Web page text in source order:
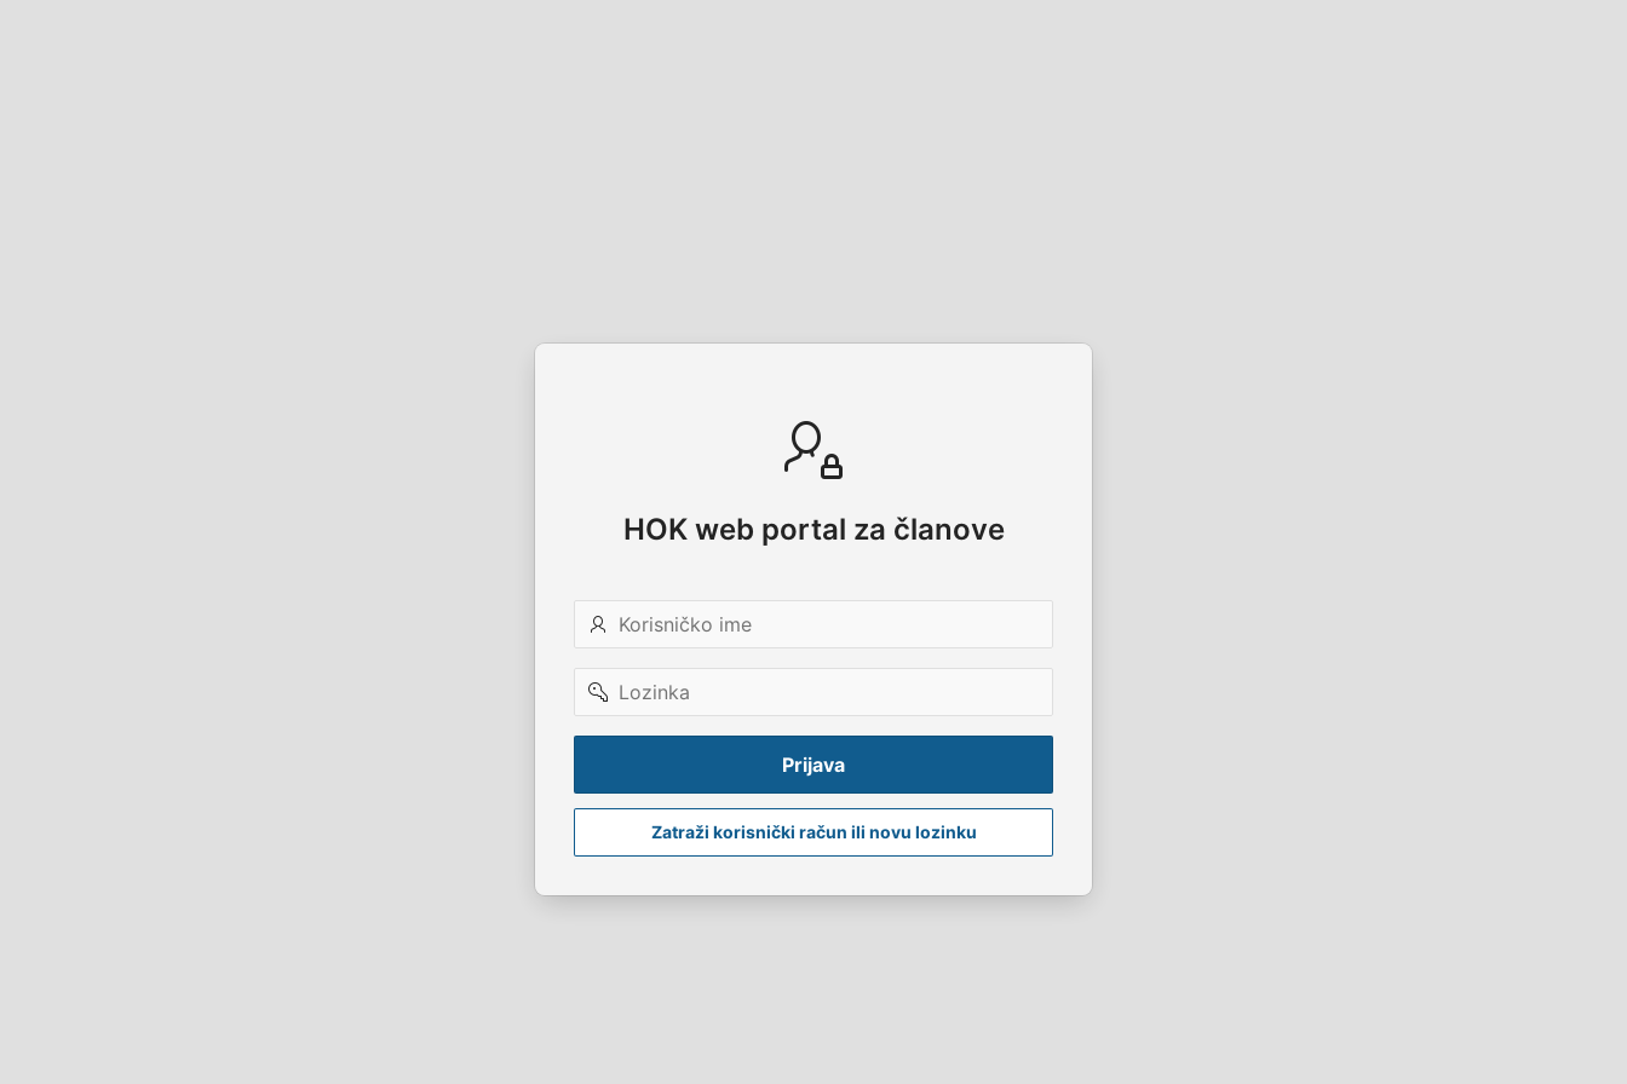
HOK web portal za članove
Korisničko
ime
Lozinka
Prijava
Zatraži korisnički račun ili novu lozinku